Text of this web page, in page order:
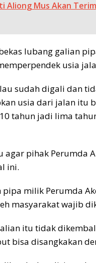
Aliong Mus Akan
lubang galian
usia
sudah digali dan
usia dari jalan itu
tahun jadi lima
agar pihak Perumda
ini.
pipa milik Perumda
masyarakat wajib
itu tidak
bisa disangkakan